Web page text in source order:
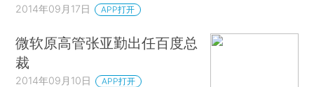
2014年09月17日 APP打开
微软原高管张亚勤出任百度总
裁
2014年09月10日 APP打开